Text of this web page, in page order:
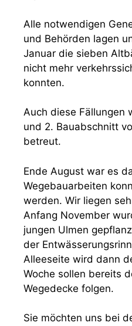
Alle notwendigen
und Behörden lagen
Januar die sieben
nicht mehr
konnten.
Auch diese Fällungen
und 2. Bauabschnitt
betreut.
Ende August war es
Wegebauarbeiten
werden. Wir liegen
Anfang November
jungen Ulmen
der
Alleeseite wird dann
Woche sollen bereits
Wegedecke folgen.
Sie möchten uns bei